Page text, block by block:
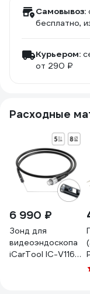
Самовывоз:
бесплатно,
Курьером:
от 290 ₽
Расходные
6 990 ₽
Зонд для
видеоэндоскопа
iCarTool IC-V116A,